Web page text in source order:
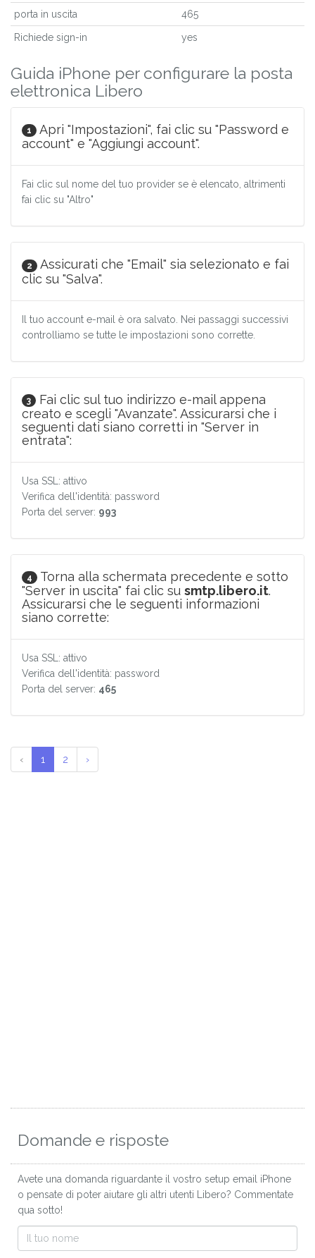
porta in uscita 465
Richiede sign-in yes
Guida iPhone per configurare la posta
elettronica Libero
1
Apri "Impostazioni", fai clic su "Password e
account" e "Aggiungi account".
Fai clic sul nome del tuo provider se è elencato, altrimenti
fai clic su "Altro"
2
Assicurati che "Email" sia selezionato e fai
clic su "Salva".
Il tuo account e-mail è ora salvato. Nei passaggi successivi
controlliamo se tutte le impostazioni sono corrette.
3
Fai clic sul tuo indirizzo e-mail appena
creato e scegli "Avanzate". Assicurarsi che i
seguenti dati siano corretti in "Server in
entrata":
Usa SSL: attivo
Verifica dell'identità: password
Porta del server: 993
4
Torna alla schermata precedente e sotto
"Server in uscita" fai clic su smtp.libero.it.
Assicurarsi che le seguenti informazioni
siano corrette:
Usa SSL: attivo
Verifica dell'identità: password
Porta del server: 465
‹ 1 2 ›
Domande e risposte
Avete una domanda riguardante il vostro setup email iPhone
o pensate di poter aiutare gli altri utenti Libero? Commentate
qua sotto!